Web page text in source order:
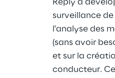
Reply a
surveillance
l'analyse des
(sans avoir
et sur la
conducteur.